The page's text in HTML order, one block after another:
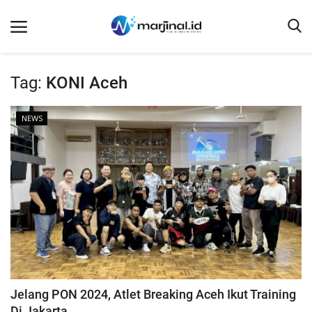
Beranda
NEWS
Redaksi
EDUKASI
SOSOK
LINTAS DESA
WISATA
Tag: KONI Aceh
NEWS
Jelang PON 2024, Atlet Breaking Aceh Ikut Training